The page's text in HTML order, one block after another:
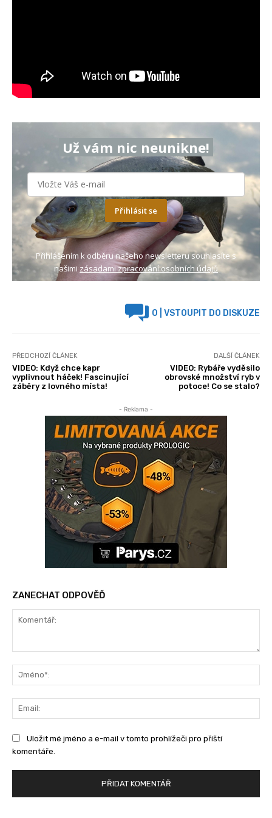
Už vám nic neunikne!
Přihlásit se
Přihlášením k odběru našeho newsletteru souhlasíte s
našimi zásadami zpracování osobních údajů
0 | VSTOUPIT DO DISKUZE
PŘEDCHOZÍ ČLÁNEK
VIDEO: Když chce kapr
vyplivnout háček! Fascinující
záběry z lovného místa!
DALŠÍ ČLÁNEK
VIDEO: Rybáře vyděsilo
obrovské množství ryb v
potoce! Co se stalo?
- Reklama -
ZANECHAT ODPOVĚĎ
Uložit mé jméno a e-mail v tomto prohlížeči pro příští
komentáře.